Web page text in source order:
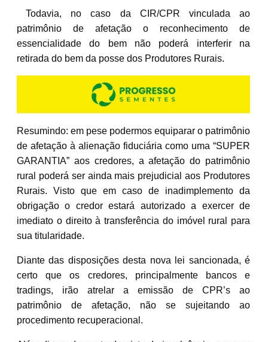
Todavia, no caso da CIR/CPR vinculada ao
patrimônio de afetação o reconhecimento de
essencialidade do bem não poderá interferir na
retirada do bem da posse dos Produtores Rurais.
Resumindo: em pese podermos equiparar o patrimônio
de afetação à alienação fiduciária como uma “SUPER
GARANTIA” aos credores, a afetação do patrimônio
rural poderá ser ainda mais prejudicial aos Produtores
Rurais. Visto que em caso de inadimplemento da
obrigação o credor estará autorizado a exercer de
imediato o direito à transferência do imóvel rural para
sua titularidade.
Diante das disposições desta nova lei sancionada, é
certo que os credores, principalmente bancos e
tradings, irão atrelar a emissão de CPR’s ao
patrimônio de afetação, não se sujeitando ao
procedimento recuperacional.